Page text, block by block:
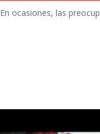
En ocasiones, las